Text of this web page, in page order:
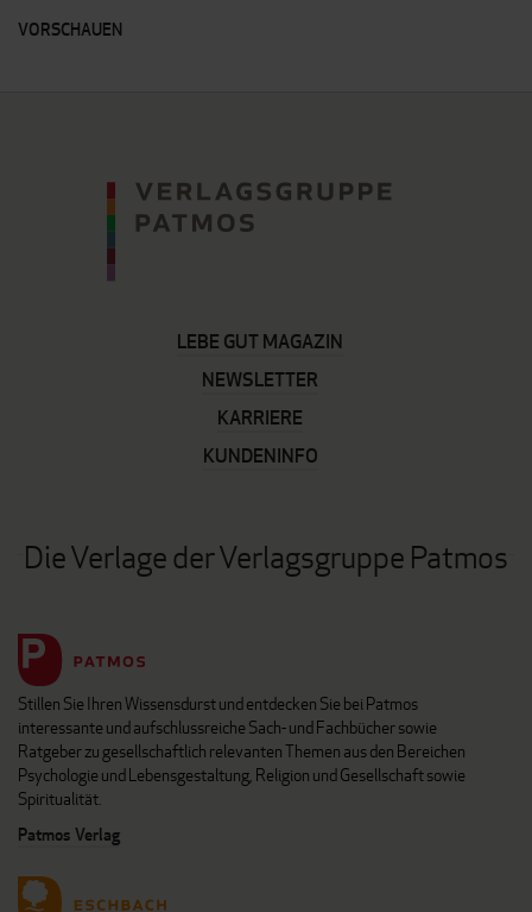
VORSCHAUEN
LEBE GUT MAGAZIN
NEWSLETTER
KARRIERE
KUNDENINFO
Die Verlage der Verlagsgruppe Patmos
Stillen Sie Ihren Wissensdurst und entdecken Sie bei Patmos
interessante und aufschlussreiche Sach- und Fachbücher sowie
Ratgeber zu gesellschaftlich relevanten Themen aus den Bereichen
Psychologie und Lebensgestaltung, Religion und Gesellschaft sowie
Spiritualität.
Patmos Verlag